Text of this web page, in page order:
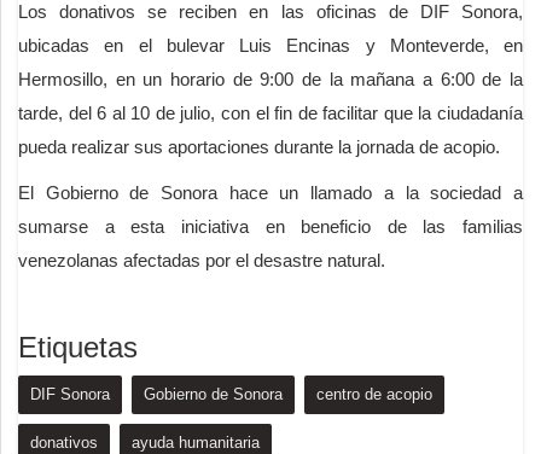
Los donativos se reciben en las oficinas de DIF Sonora,
ubicadas en el bulevar Luis Encinas y Monteverde, en
Hermosillo, en un horario de 9:00 de la mañana a 6:00 de la
tarde, del 6 al 10 de julio, con el fin de facilitar que la ciudadanía
pueda realizar sus aportaciones durante la jornada de acopio.
El Gobierno de Sonora hace un llamado a la sociedad a
sumarse a esta iniciativa en beneficio de las familias
venezolanas afectadas por el desastre natural.
Etiquetas
DIF Sonora Gobierno de Sonora centro de acopio
donativos ayuda humanitaria